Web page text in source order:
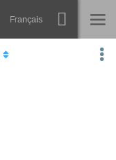
Français